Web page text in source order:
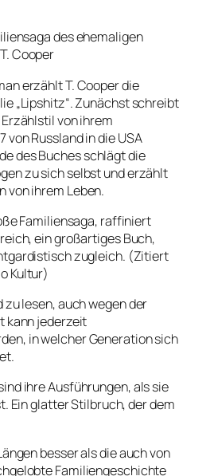
des ehemaligen
Cooper
erzählt T. Cooper die
„Lipshitz“. Zunächst schreibt
von ihrem
von Russland in die USA
des Buches schlägt die
zu sich selbst und erzählt
von ihrem Leben.
Familiensaga, raffiniert
ein großartiges Buch,
zugleich. (Zitiert
Kultur)
lesen, auch wegen der
kann jederzeit
in welcher Generation sich
ihre Ausführungen, als sie
Ein glatter Stilbruch, der dem
besser als die auch von
Familiengeschichte